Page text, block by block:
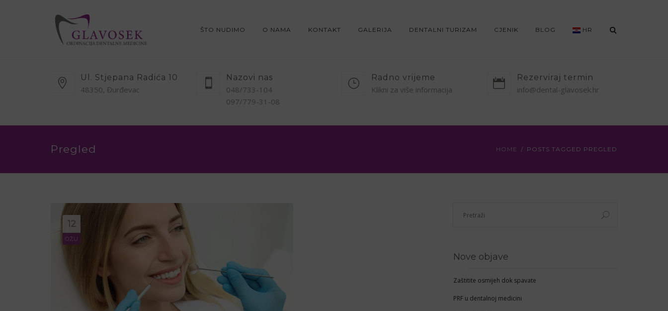
ŠTO NUDIMO O NAMA KONTAKT GALERIJA DENTALNI TURIZAM CJENIK BLOG HR
Ul. Stjepana Radića 10
48350, Đurđevac
Nazovi nas
048/733-104
097/779-31-08
Radno vrijeme
Klikni za više informacija
Rezerviraj termin
info@dental-glavosek.hr
Pregled HOME POSTS TAGGED PREGLED
12
OŽU
Nove objave
Zaštitite osmijeh dok spavate
PRF u dentalnoj medicini